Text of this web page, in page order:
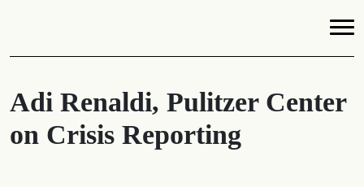
Adi Renaldi, Pulitzer Center
on Crisis Reporting